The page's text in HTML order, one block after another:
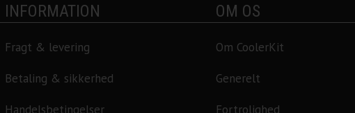
INFORMATION
Fragt & levering
Betaling & sikkerhed
Handelsbetingelser
OM OS
Om CoolerKit
Generelt
Fortrolighed